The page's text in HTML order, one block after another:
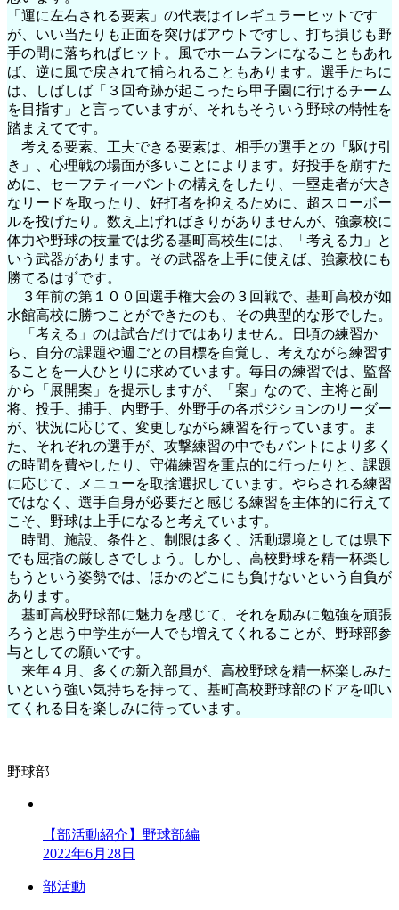
「運に左右される要素」の代表はイレギュラーヒットです
が、いい当たりも正面を突けばアウトですし、打ち損じも野
手の間に落ちればヒット。風でホームランになることもあれ
ば、逆に風で戻されて捕られることもあります。選手たちに
は、しばしば「３回奇跡が起こったら甲子園に行けるチーム
を目指す」と言っていますが、それもそういう野球の特性を
踏まえてです。
考える要素、工夫できる要素は、相手の選手との「駆け引
き」、心理戦の場面が多いことによります。好投手を崩すた
めに、セーフティーバントの構えをしたり、一塁走者が大き
なリードを取ったり、好打者を抑えるために、超スローボー
ルを投げたり。数え上げればきりがありませんが、強豪校に
体力や野球の技量では劣る基町高校生には、「考える力」と
いう武器があります。その武器を上手に使えば、強豪校にも
勝てるはずです。
３年前の第１００回選手権大会の３回戦で、基町高校が如
水館高校に勝つことができたのも、その典型的な形でした。
「考える」のは試合だけではありません。日頃の練習か
ら、自分の課題や週ごとの目標を自覚し、考えながら練習す
ることを一人ひとりに求めています。毎日の練習では、監督
から「展開案」を提示しますが、「案」なので、主将と副
将、投手、捕手、内野手、外野手の各ポジションのリーダー
が、状況に応じて、変更しながら練習を行っています。ま
た、それぞれの選手が、攻撃練習の中でもバントにより多く
の時間を費やしたり、守備練習を重点的に行ったりと、課題
に応じて、メニューを取捨選択しています。やらされる練習
ではなく、選手自身が必要だと感じる練習を主体的に行えて
こそ、野球は上手になると考えています。
時間、施設、条件と、制限は多く、活動環境としては県下
でも屈指の厳しさでしょう。しかし、高校野球を精一杯楽し
もうという姿勢では、ほかのどこにも負けないという自負が
あります。
基町高校野球部に魅力を感じて、それを励みに勉強を頑張
ろうと思う中学生が一人でも増えてくれることが、野球部参
与としての願いです。
来年４月、多くの新入部員が、高校野球を精一杯楽しみた
いという強い気持ちを持って、基町高校野球部のドアを叩い
てくれる日を楽しみに待っています。
野球部
【部活動紹介】野球部編
2022年6月28日
部活動